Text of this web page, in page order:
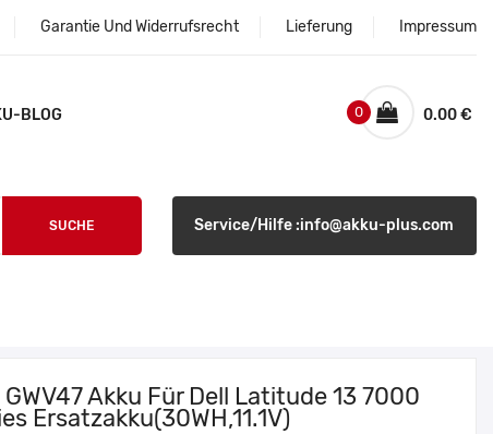
Garantie Und Widerrufsrecht Lieferung Impressum
BLOG 0.00 €
0
SUCHE Service/Hilfe :info@akku-plus.com
GWV47 Akku Für Dell Latitude 13 7000
Ersatzakku(30WH,11.1V)